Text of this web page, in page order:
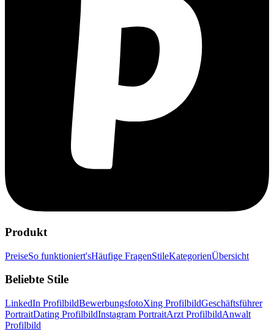
Produkt
PreiseSo funktioniert'sHäufige FragenStileKategorienÜbersicht
Beliebte Stile
LinkedIn ProfilbildBewerbungsfotoXing ProfilbildGeschäftsführer
PortraitDating ProfilbildInstagram PortraitArzt ProfilbildAnwalt
Profilbild